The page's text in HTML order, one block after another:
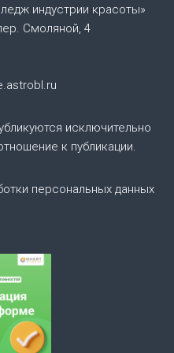
индустрии красоты»
Смоляной, 4
исключительно
к публикации.
персональных данных